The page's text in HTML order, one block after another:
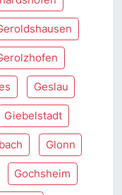
Geslau
Giebelstadt
Glonn
Gochsheim